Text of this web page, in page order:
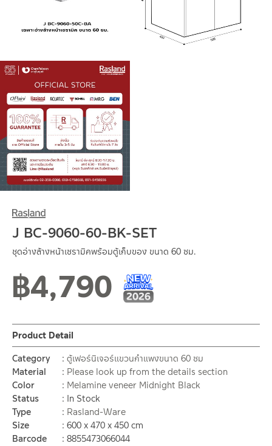
J BC-9060-60-BK-SET
ชุดอ่างล้างหน้าเซรามิคพร้อมตู้เก็บของ ขนาด 60 ซม.
฿4,790
Product Detail
Category
ตู้เฟอร์นิเจอร์แขวนกำแพงขนาด 60 ซม
Material
Please look up from the details section
Color
Melamine veneer Midnight Black
Status
In Stock
Type
Rasland-Ware
Size
600 x 470 x 450 cm
Barcode
8855473066044